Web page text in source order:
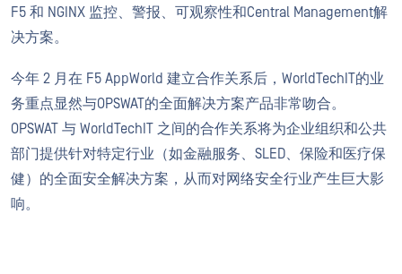
F5 和 NGINX 监控、警报、可观察性和Central Management解
决方案。
今年 2 月在 F5 AppWorld 建立合作关系后，WorldTechIT的业
务重点显然与OPSWAT的全面解决方案产品非常吻合。
OPSWAT 与 WorldTechIT 之间的合作关系将为企业组织和公共
部门提供针对特定行业（如金融服务、SLED、保险和医疗保
健）的全面安全解决方案，从而对网络安全行业产生巨大影
响。